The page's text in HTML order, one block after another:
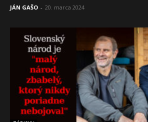
JÁN GAŠO - 20. marca 2024